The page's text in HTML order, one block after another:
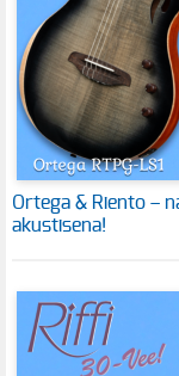
Ortega & Riento –
akustisena!